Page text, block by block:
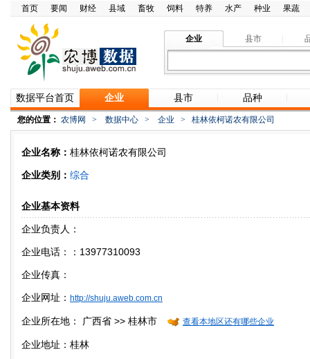
首页 要闻 财经 县域 畜牧 饲料 特养 水产 种业 果蔬
企业 县市
数据平台首页 企业 县市 品种
您的位置： 农博网 > 数据中心 > 企业 > 桂林依柯诺农有限公司
企业名称： 桂林依柯诺农有限公司
企业类别： 综合
企业基本资料
企业负责人：
企业电话：：13977310093
企业传真：
企业网址： http://shuju.aweb.com.cn
企业所在地： 广西省 >> 桂林市 查看本地区还有哪些企业
企业地址：桂林